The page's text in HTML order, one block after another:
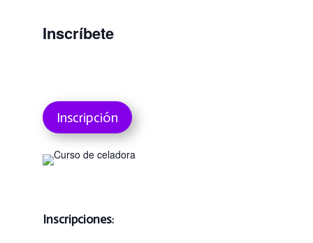
Inscríbete
Inscripción
Inscripciones: